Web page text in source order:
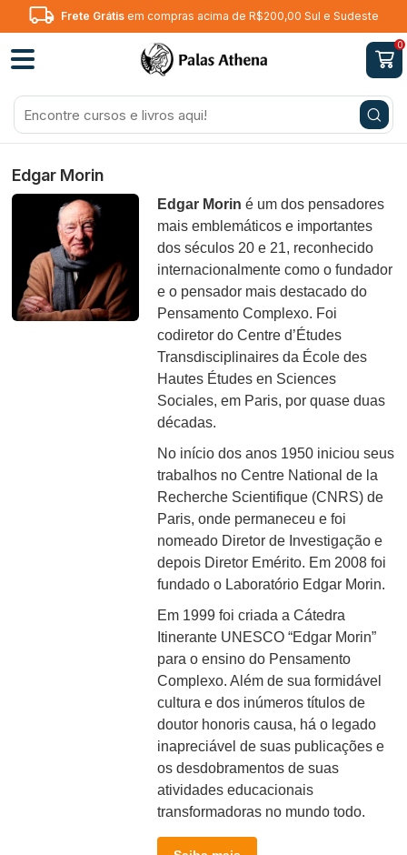
Frete Grátisem compras acima de R$200,00 Sul e Sudeste
0
Edgar Morin
Edgar Morin é um dos pensadores
mais emblemáticos e importantes
dos séculos 20 e 21, reconhecido
internacionalmente como o fundador
e o pensador mais destacado do
Pensamento Complexo. Foi
codiretor do Centre d’Études
Transdisciplinaires da École des
Hautes Études en Sciences
Sociales, em Paris, por quase duas
décadas.
No início dos anos 1950 iniciou seus
trabalhos no Centre National de la
Recherche Scientifique (CNRS) de
Paris, onde permaneceu e foi
nomeado Diretor de Investigação e
depois Diretor Emérito. Em 2008 foi
fundado o Laboratório Edgar Morin.
Em 1999 foi criada a Cátedra
Itinerante UNESCO “Edgar Morin”
para o ensino do Pensamento
Complexo. Além de sua formidável
cultura e dos inúmeros títulos de
doutor honoris causa, há o legado
inapreciável de suas publicações e
os desdobramentos de suas
atividades educacionais
transformadoras no mundo todo.